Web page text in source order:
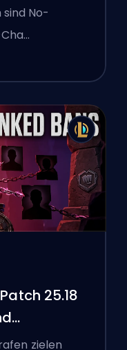
sind No-
25.18
zielen